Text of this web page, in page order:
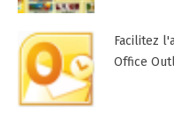
Facilitez
Office